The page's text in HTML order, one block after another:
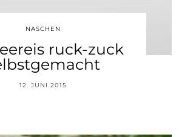
NASCHEN
ruck-zuck
12. JUNI 2015